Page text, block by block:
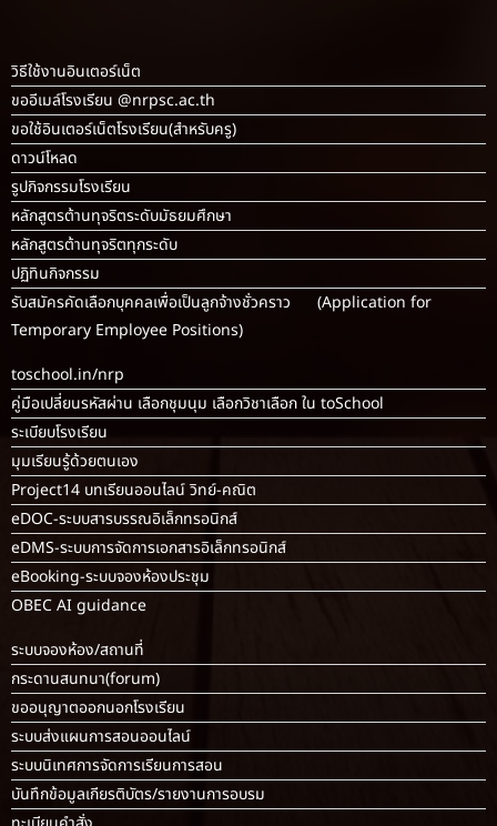
วิธีใช้งานอินเตอร์เน็ต
ขออีเมล์โรงเรียน @nrpsc.ac.th
ขอใช้อินเตอร์เน็ตโรงเรียน(สำหรับครู)
ดาวน์โหลด
รูปกิจกรรมโรงเรียน
หลักสูตรต้านทุจริตระดับมัธยมศึกษา
หลักสูตรต้านทุจริตทุกระดับ
ปฏิทินกิจกรรม
รับสมัครคัดเลือกบุคคลเพื่อเป็นลูกจ้างชั่วคราว (Application for
Temporary Employee Positions)
toschool.in/nrp
คู่มือเปลี่ยนรหัสผ่าน เลือกชุมนุม เลือกวิชาเลือก ใน toSchool
ระเบียบโรงเรียน
มุมเรียนรู้ด้วยตนเอง
Project14 บทเรียนออนไลน์ วิทย์-คณิต
eDOC-ระบบสารบรรณอิเล็กทรอนิกส์
eDMS-ระบบการจัดการเอกสารอิเล็กทรอนิกส์
eBooking-ระบบจองห้องประชุม
OBEC AI guidance
ระบบจองห้อง/สถานที่
กระดานสนทนา(forum)
ขออนุญาตออกนอกโรงเรียน
ระบบส่งแผนการสอนออนไลน์
ระบบนิเทศการจัดการเรียนการสอน
บันทึกข้อมูลเกียรติบัตร/รายงานการอบรม